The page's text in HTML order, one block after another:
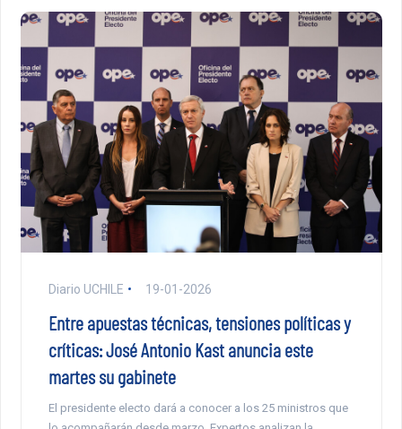
Diario UCHILE 19-01-2026
Entre apuestas técnicas, tensiones políticas y
críticas: José Antonio Kast anuncia este
martes su gabinete
El presidente electo dará a conocer a los 25 ministros que